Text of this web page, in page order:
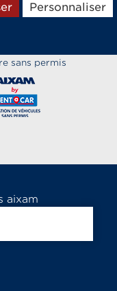
sans permis
aixam
Personnaliser